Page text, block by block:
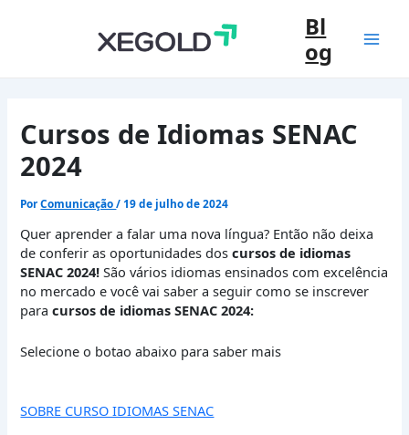
Bl
og
Cursos de Idiomas SENAC
2024
PorComunicação/19 de julho de 2024
Quer aprender a falar uma nova língua? Então não deixa
de conferir as oportunidades doscursos de idiomas
SENAC 2024!São vários idiomas ensinados com excelência
no mercado e você vai saber a seguir como se inscrever
paracursos de idiomas SENAC 2024:
Selecione o botao abaixo para saber mais
SOBRE CURSO IDIOMAS SENAC